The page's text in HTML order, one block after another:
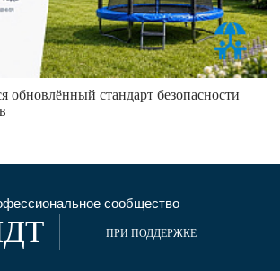
обновлённый стандарт безопасности
сообщество
ПРИ ПОДДЕРЖКЕ